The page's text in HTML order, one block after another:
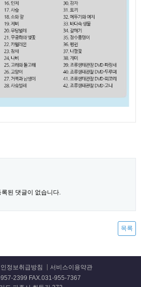
록된 댓글이 없습니다.
목록
정보취급방침
서비스이용약관
2399 FAX.031-955-7367